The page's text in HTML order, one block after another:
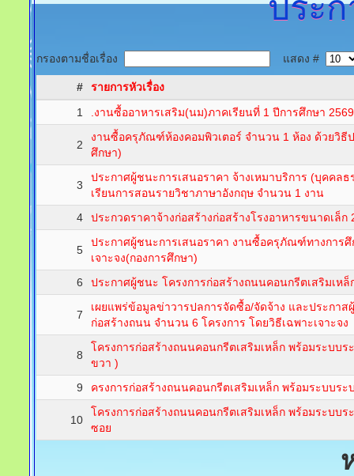
กรองตามชื่อเรื่อง แสดง #
#
รายการหัวเรื่อง
1
.งานซื้ออาหารเสริม(นม)ภาคเรียนที่ 1 ปีการศึกษา
2
งานซื้อครุภัณฑ์ห้องคอมพิวเตอร์ จำนวน 1 ห้อง ด้วยวิธี
ศึกษา)
3
ประกาศผู้ชนะการเสนอราคา จ้างเหมาบริการ (บุคคล
เรียนการสอนรายวิชาภาษาอังกฤษ จำนวน 1 งาน
4
ประกวดราคาจ้างก่อสร้างก่อสร้างโรงอาหารขนาดเล็ก
5
ประกาศผู้ชนะการเสนอราคา งานซื้อครุภัณฑ์ทางการศึ
เจาะจง(กองการศึกษา)
6
ประกาศผู้ชนะ โครงการก่อสร้างถนนคอนกรีตเสริมเห
7
เผยแพร่ข้อมูลข่าวารปลการจัดซื้อ/จัดจ้าง และประกาส
ก่อสร้างถนน จำนวน 6 โครงการ โดยวิธีเฉพาะเจาะจง
8
โครงการก่อสร้างถนนคอนกรีตเสริมเหล็ก พร้อมระบบ
ขวา )
9
ครงการก่อสร้างถนนคอนกรีตเสริมเหล็ก พร้อมระบบร
10
โครงการก่อสร้างถนนคอนกรีตเสริมเหล็ก พร้อมระบบ
ซอย